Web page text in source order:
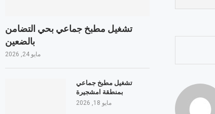
تشغيل مطبخ جماعي بحي التضامن
بالضعين
مايو 24, 2026
تشغيل مطبخ جماعي
بمنطقة امشجيرة
مايو 18, 2026